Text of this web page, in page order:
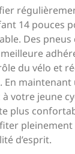
14 pouces
Des
du vélo et
En
votre jeune
plus
pleinement
d’esprit.